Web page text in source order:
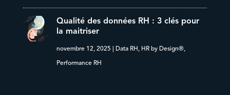
Qualité des données RH : 3 clés pour
la maitriser
novembre 12, 2025 | Data RH, HR by Design®,
Performance RH